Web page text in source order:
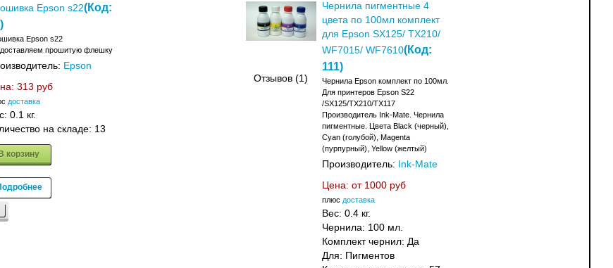
Epson s22(Код:
)
Epson s22
прошитую флешку
Epson
313 руб
доставка
0.1 кг.
на складе: 13
корзину
Отзывов (1)
Чернила пигментные 4
цвета по 100мл комплект
для Epson SX125/ TX210/
WF7015/ WF7610(Код:
111)
Чернила Epson комплект по 100мл.
Для принтеров Epson S22
/SX125/TX210/TX117
Производитель Ink-Mate. Чернила
пигментные. Цвета Black (черный),
Cyan (голубой), Magenta
(пурпурный), Yellow (желтый)
Производитель:
Ink-Mate
Цена: от 1000 руб
плюс доставка
Вес: 0.4 кг.
Чернила: 100 мл.
Комплект чернил: Да
Для: Пигментов